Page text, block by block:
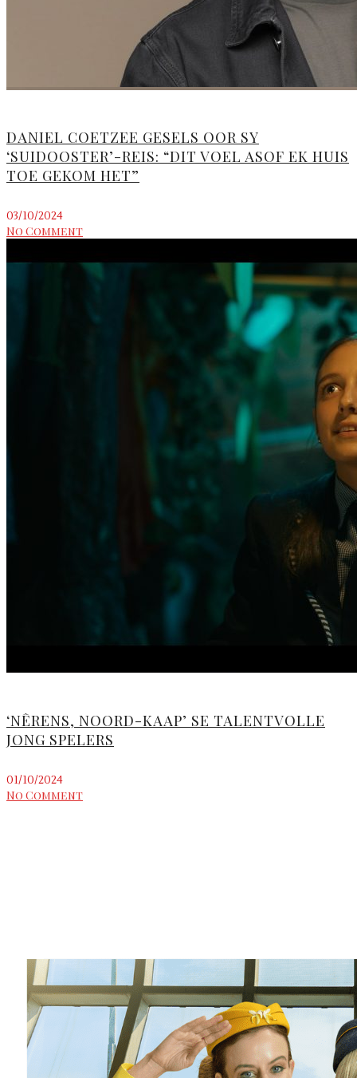
DANIEL COETZEE GESELS OOR SY
‘SUIDOOSTER’-REIS: “DIT VOEL ASOF EK HUIS
TOE GEKOM HET”
03/10/2024
No Comment
‘NÊRENS, NOORD-KAAP’ SE TALENTVOLLE
JONG SPELERS
01/10/2024
No Comment